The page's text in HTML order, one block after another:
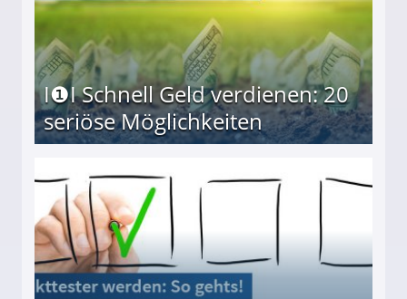
I❶I Schnell Geld verdienen: 20
seriöse Möglichkeiten